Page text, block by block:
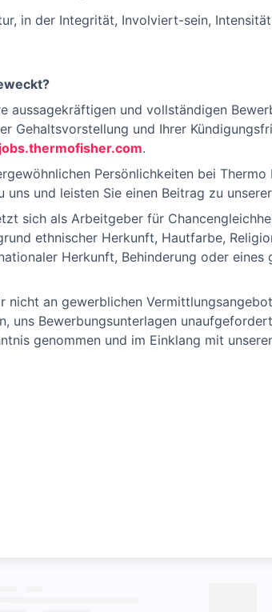
in der Integrität, Involviert-sein,
aussagekräftigen und vollständigen
Gehaltsvorstellung und Ihrer
.
Persönlichkeiten bei
uns und leisten Sie einen Beitrag zu
sich als Arbeitgeber für
ethnischer Herkunft, Hautfarbe,
Herkunft, Behinderung oder eines
nicht an gewerblichen
uns Bewerbungsunterlagen
genommen und im Einklang mit